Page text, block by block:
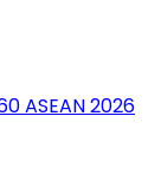
ASEAN 2026